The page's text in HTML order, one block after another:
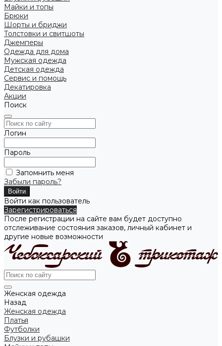
Майки и топы
Брюки
Шорты и бриджи
Толстовки и свитшоты
Джемперы
Одежда для дома
Мужская одежда
Детская одежда
Сервис и помощь
Декатировка
Акции
Поиск
Логин
Пароль
Запомнить меня
Забыли пароль?
Войти как пользователь
Зарегистрироваться
После регистрации на сайте вам будет доступно
отслеживание состояния заказов, личный кабинет и
другие новые возможности
Женская одежда
Назад
Женская одежда
Платья
Футболки
Блузки и рубашки